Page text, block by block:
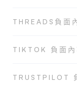
THREADS負面
TIKTOK 負面內
TRUSTPILOT